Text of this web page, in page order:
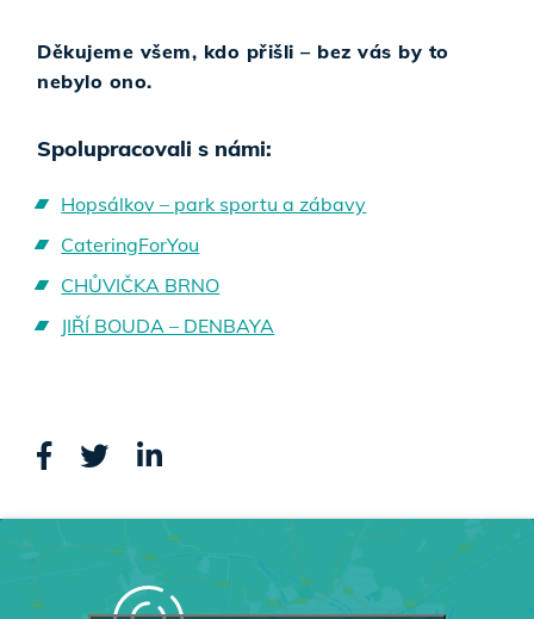
Děkujeme všem, kdo přišli – bez vás by to
nebylo ono.
Spolupracovali s námi:
Hopsálkov – park sportu a zábavy
CateringForYou
CHŮVIČKA BRNO
JIŘÍ BOUDA – DENBAYA